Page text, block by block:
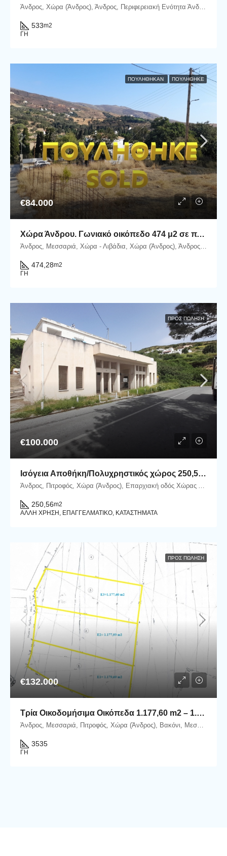
Άνδρος, Χώρα (Άνδρος), Άνδρος, Περιφερειακή Ενότητα Άνδρου, Περιφέρεια Νοτίου Αιγαίου, Αποκεντρωμένη Διοίκηση Αιγαίου, Ελλάδα
533m2
ΓΗ
ΠΟΥΛΉΘΗΚΑΝ ΠΟΥΛΗΘΗΚΕ
€84.000
Χώρα Άνδρου. Γωνιακό οικόπεδο 474 μ2 σε πλεονεκτική θέση.
Άνδρος, Μεσσαριά, Χώρα - Λιβάδια, Χώρα (Άνδρος), Άνδρος, Δήμος Άνδρου, Περιφερειακή Ενότητα Άνδρου, Περιφέρεια Νοτίου Αιγαίου, Αποκεντρωμένη Διοίκηση Αιγαίου, 845 00, Ελλάδα
474,28m2
ΓΗ
ΠΡΟΣ ΠΏΛΗΣΗ
€100.000
Ισόγεια Αποθήκη/Πολυχρηστικός χώρος 250,56 m2 επί της Επαρχιακής οδού στον Πιτροφό
Άνδρος, Πιτροφός, Χώρα (Άνδρος), Επαρχιακή οδός Χώρας Άνδρου - Γαυρίου, Πιτροφός, 84500 Άνδρος
250,56m2
ΆΛΛΗ ΧΡΉΣΗ, ΕΠΑΓΓΕΛΜΑΤΙΚΌ, ΚΑΤΑΣΤΉΜΑΤΑ
ΠΡΟΣ ΠΏΛΗΣΗ
€132.000
Τρία Οικοδομήσιμα Οικόπεδα 1.177,60 m2 – 1.177,93 m2 – 1.179,69 m2 στη θέση Βακόνι, εντός του Οικισμού Μεσαριάς–Αλαδινού.
Άνδρος, Μεσσαριά, Πιτροφός, Χώρα (Άνδρος), Βακόνι, Μεσαριά, Δήμος Άνδρου, Περιφερειακή Ενότητα Άνδρου, Περιφέρεια Νοτίου Αιγαίου, Αποκεντρωμένη Διοίκηση Αιγαίου, 845 00, Ελλάδα
3535
ΓΗ